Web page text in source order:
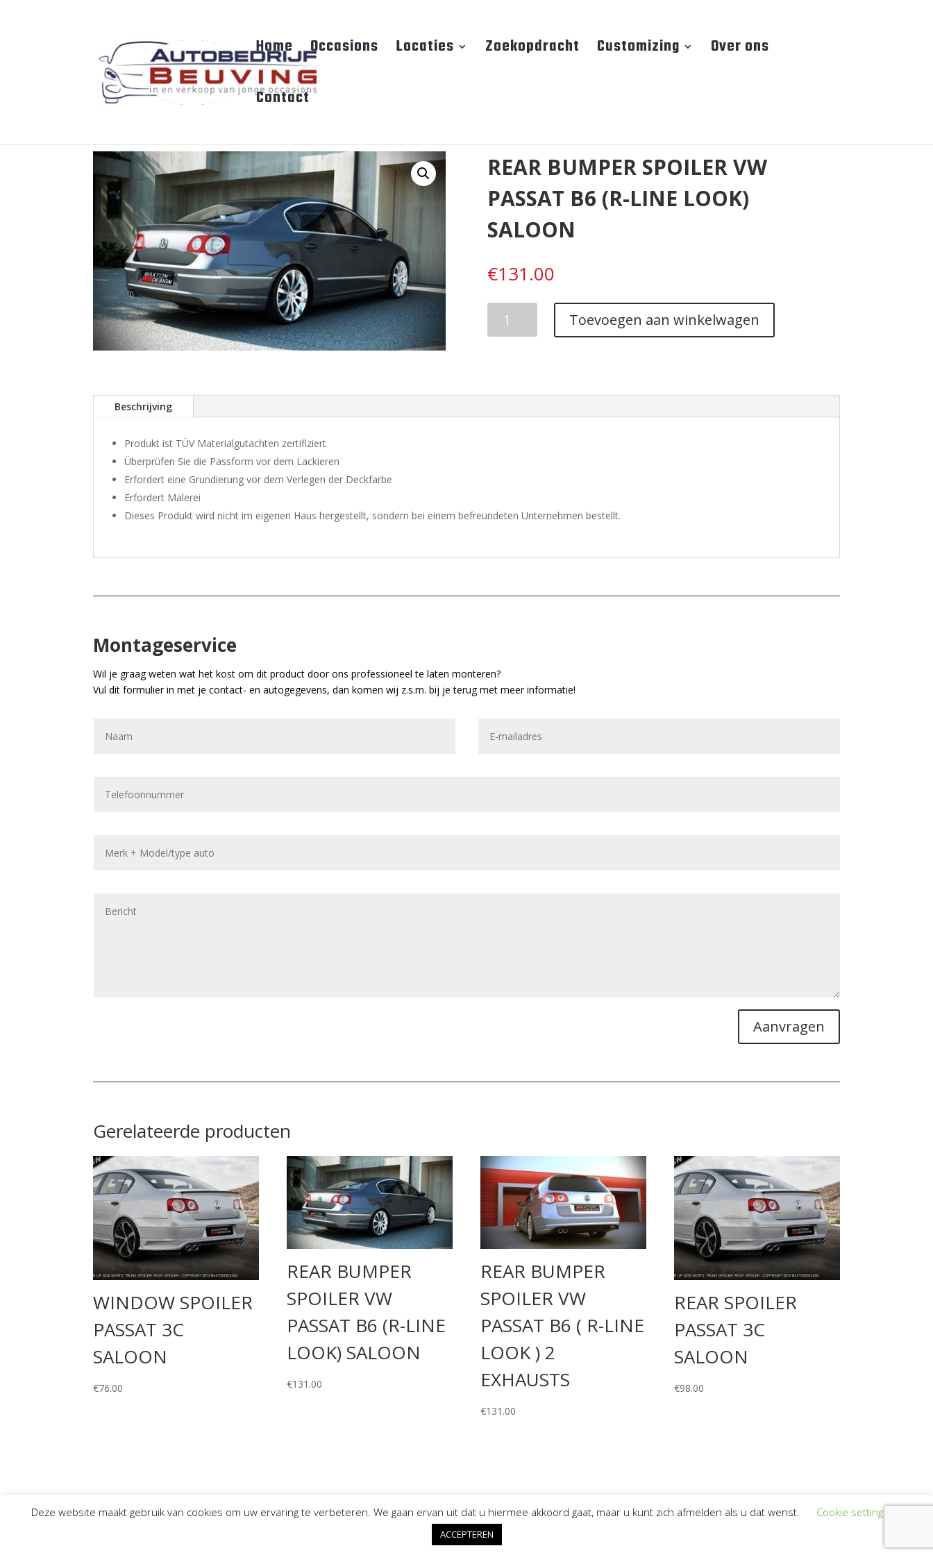
Home Occasions Locaties Zoekopdracht Customizing Over ons
Contact
REAR BUMPER SPOILER VW
PASSAT B6 (R-LINE LOOK)
SALOON
€131.00
BUMPER
LINE
Toevoegen aan winkelwagen
Beschrijving
Produkt ist TÜV Materialgutachten zertifiziert
Überprüfen Sie die Passform vor dem Lackieren
Erfordert eine Grundierung vor dem Verlegen der Deckfarbe
Erfordert Malerei
Dieses Produkt wird nicht im eigenen Haus hergestellt, sondern bei einem befreundeten Unternehmen bestellt.
Montageservice
Wil je graag weten wat het kost om dit product door ons professioneel te laten monteren?
Vul dit formulier in met je contact- en autogegevens, dan komen wij z.s.m. bij je terug met meer informatie!
Aanvragen
Gerelateerde producten
WINDOW SPOILER
PASSAT 3C
SALOON
€76.00
REAR BUMPER
SPOILER VW
PASSAT B6 (R-LINE
LOOK) SALOON
€131.00
REAR BUMPER
SPOILER VW
PASSAT B6 ( R-LINE
LOOK ) 2
EXHAUSTS
€131.00
REAR SPOILER
PASSAT 3C
SALOON
€98.00
Deze website maakt gebruik van cookies om uw ervaring te verbeteren. We gaan ervan uit dat u hiermee akkoord gaat, maar u kunt zich afmelden als u dat wenst. Cookie settings
ACCEPTEREN